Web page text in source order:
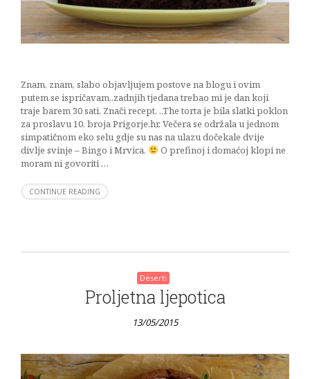
Znam, znam, slabo objavljujem postove na blogu i ovim
putem se ispričavam..zadnjih tjedana trebao mi je dan koji
traje barem 30 sati. Znači recept. ..The torta je bila slatki poklon
za proslavu 10. broja Prigorje.hr. Večera se održala u jednom
simpatičnom eko selu gdje su nas na ulazu dočekale dvije
divlje svinje – Bingo i Mrvica.
O prefinoj i domaćoj klopi ne
moram ni govoriti …
CONTINUE READING
Deserti
Proljetna ljepotica
13/05/2015